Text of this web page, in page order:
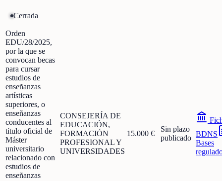
Cerrada
Orden
EDU/28/2025,
por la que se
convocan becas
para cursar
estudios de
enseñanzas
artísticas
superiores, o
enseñanzas
conducentes al
título oficial de
Máster
universitario
relacionado con
estudios de
enseñanzas
CONSEJERÍA DE
EDUCACIÓN,
FORMACIÓN
PROFESIONAL Y
UNIVERSIDADES
15.000 €
Sin plazo
publicado BDNS
Bases